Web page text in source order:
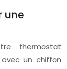
une
thermostat
un chiffon